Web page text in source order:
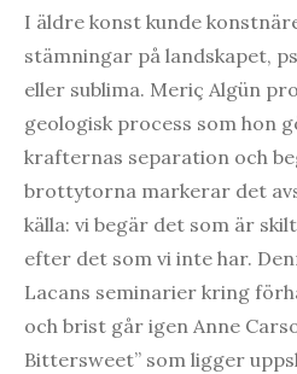
I äldre konst kunde
stämningar på landskapet,
eller sublima. Meriç Algün
geologisk process som hon
krafternas separation och
brottytorna markerar det
källa: vi begär det som är
efter det som vi inte har.
Lacans seminarier kring
och brist går igen Anne
Bittersweet” som ligger